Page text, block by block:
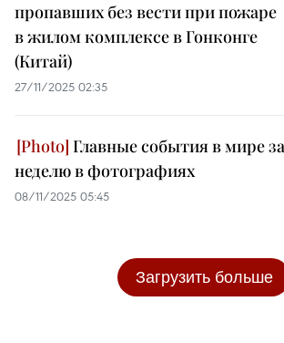
пропавших без вести при пожаре
в жилом комплексе в Гонконге
(Китай)
27/11/2025 02:35
Главные события в мире за
неделю в фотографиях
08/11/2025 05:45
Загрузить больше